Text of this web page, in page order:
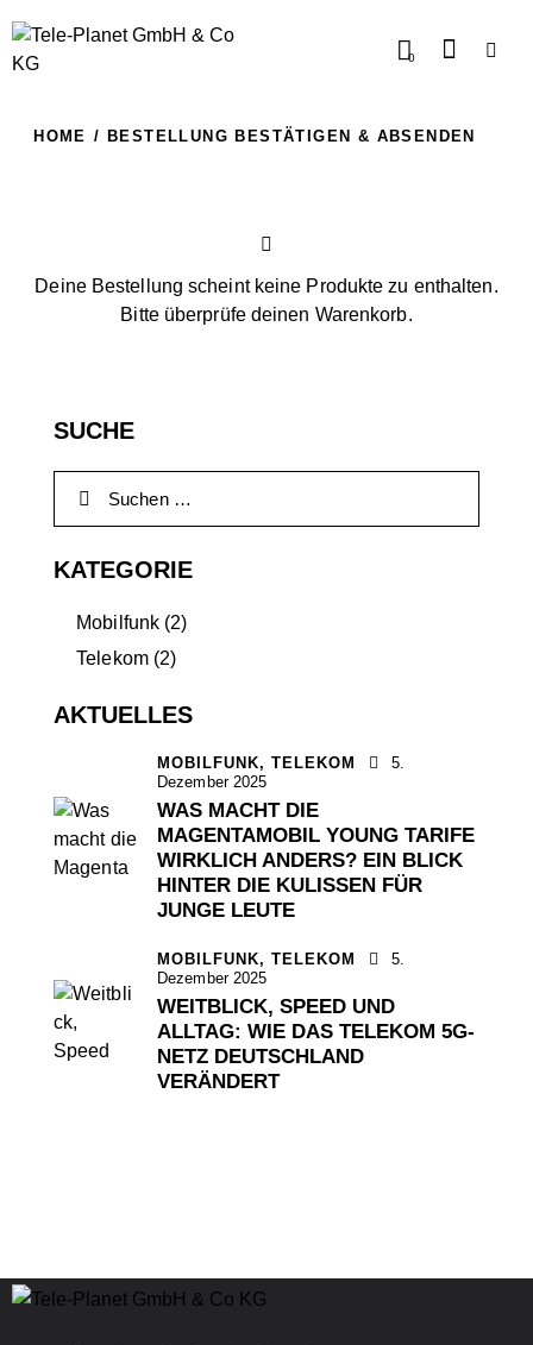
0
HOME BESTELLUNG BESTÄTIGEN & ABSENDEN
Deine Bestellung scheint keine Produkte zu enthalten.
Bitte überprüfe deinen Warenkorb.
SUCHE
KATEGORIE
Mobilfunk (2)
Telekom(2)
AKTUELLES
MOBILFUNK, TELEKOM
5.
Dezember 2025
WAS MACHT DIE
MAGENTAMOBIL YOUNG TARIFE
WIRKLICH ANDERS? EIN BLICK
HINTER DIE KULISSEN FÜR
JUNGE LEUTE
MOBILFUNK, TELEKOM
5.
Dezember 2025
WEITBLICK, SPEED UND
ALLTAG: WIE DAS TELEKOM 5G-
NETZ DEUTSCHLAND
VERÄNDERT